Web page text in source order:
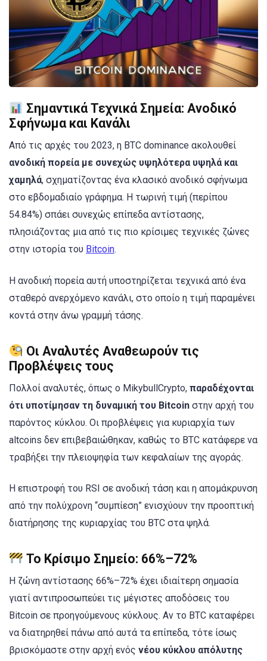
Σημαντικά Τεχνικά Σημεία: Ανοδικό
Σφήνωμα και Κανάλι
Από τις αρχές του 2023, η BTC dominance ακολουθεί
ανοδική πορεία με συνεχώς υψηλότερα υψηλά και
χαμηλά, σχηματίζοντας ένα κλασικό ανοδικό σφήνωμα
στο εβδομαδιαίο γράφημα. Η τωρινή τιμή (περίπου
54.84%) σπάει συνεχώς επίπεδα αντίστασης,
πλησιάζοντας μια από τις πιο κρίσιμες τεχνικές ζώνες
στην ιστορία του Bitcoin.
Η ανοδική πορεία αυτή υποστηρίζεται τεχνικά από ένα
σταθερό ανερχόμενο κανάλι, στο οποίο η τιμή παραμένει
κοντά στην άνω γραμμή τάσης.
Οι Αναλυτές Αναθεωρούν τις
Προβλέψεις τους
Πολλοί αναλυτές, όπως ο MikybullCrypto, παραδέχονται
ότι υποτίμησαν τη δυναμική του Bitcoin στην αρχή του
παρόντος κύκλου. Οι προβλέψεις για κυριαρχία των
altcoins δεν επιβεβαιώθηκαν, καθώς το BTC κατάφερε να
τραβήξει την πλειοψηφία των κεφαλαίων της αγοράς.
Η επιστροφή του RSI σε ανοδική τάση και η απομάκρυνση
από την πολύχρονη “συμπίεση” ενισχύουν την προοπτική
διατήρησης της κυριαρχίας του BTC στα ψηλά.
Το Κρίσιμο Σημείο: 66%–72%
Η ζώνη αντίστασης 66%–72% έχει ιδιαίτερη σημασία
γιατί αντιπροσωπεύει τις μέγιστες αποδόσεις του
Bitcoin σε προηγούμενους κύκλους. Αν το BTC καταφέρει
να διατηρηθεί πάνω από αυτά τα επίπεδα, τότε ίσως
βρισκόμαστε στην αρχή ενός νέου κύκλου απόλυτης